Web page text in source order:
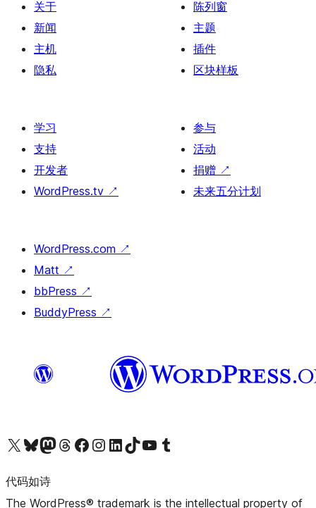
关于
新闻
主机
隐私
陈列窗
主题
插件
区块样板
学习
支持
开发者
WordPress.tv ↗
参与
活动
捐赠 ↗
未来五分计划
WordPress.com ↗
Matt ↗
bbPress ↗
BuddyPress ↗
关注我们的 X（原 Twitter）账号访问我们的 Bluesky 账号关注我们的 Mastodon 账号访问我们的 Threads 账号 访问我们的 Facebook 公共主页关注我们的 Instagram 账号 关注我们的 LinkedIn 主页访问我们的 TikTok 账号访问我们的 YouTube 频道 访问我们的 Tumblr 账号
代码如诗
The WordPress® trademark is the intellectual property of